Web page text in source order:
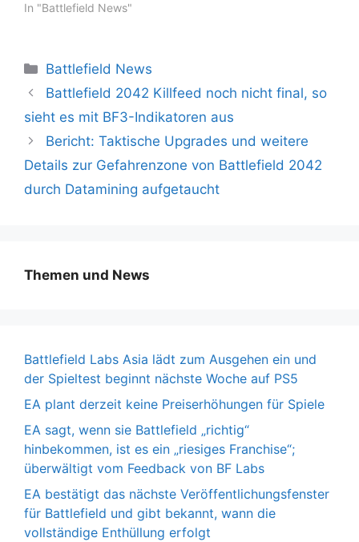
In "Battlefield News"
Kategorien
Battlefield News
Battlefield 2042 Killfeed noch nicht final, so
sieht es mit BF3-Indikatoren aus
Bericht: Taktische Upgrades und weitere
Details zur Gefahrenzone von Battlefield 2042
durch Datamining aufgetaucht
Themen und News
Battlefield Labs Asia lädt zum Ausgehen ein und
der Spieltest beginnt nächste Woche auf PS5
EA plant derzeit keine Preiserhöhungen für Spiele
EA sagt, wenn sie Battlefield „richtig“
hinbekommen, ist es ein „riesiges Franchise“;
überwältigt vom Feedback von BF Labs
EA bestätigt das nächste Veröffentlichungsfenster
für Battlefield und gibt bekannt, wann die
vollständige Enthüllung erfolgt